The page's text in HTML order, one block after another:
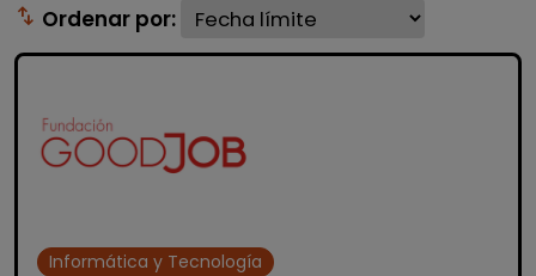
swap_vert Ordenar por:
Informática y Tecnología